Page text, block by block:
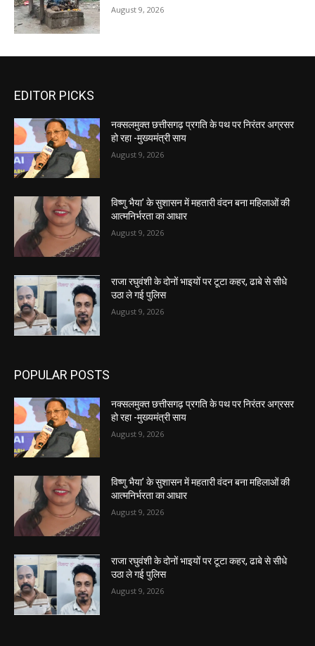
August 9, 2026
EDITOR PICKS
नक्सलमुक्त छत्तीसगढ़ प्रगति के पथ पर निरंतर अग्रसर
हो रहा -मुख्यमंत्री साय
August 9, 2026
विष्णु भैया’ के सुशासन में महतारी वंदन बना महिलाओं की
आत्मनिर्भरता का आधार
August 9, 2026
राजा रघुवंशी के दोनों भाइयों पर टूटा कहर, ढाबे से सीधे
उठा ले गई पुलिस
August 9, 2026
POPULAR POSTS
नक्सलमुक्त छत्तीसगढ़ प्रगति के पथ पर निरंतर अग्रसर
हो रहा -मुख्यमंत्री साय
August 9, 2026
विष्णु भैया’ के सुशासन में महतारी वंदन बना महिलाओं की
आत्मनिर्भरता का आधार
August 9, 2026
राजा रघुवंशी के दोनों भाइयों पर टूटा कहर, ढाबे से सीधे
उठा ले गई पुलिस
August 9, 2026